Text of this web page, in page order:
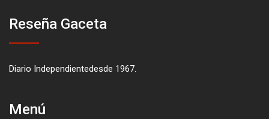
Reseña Gaceta
Diario Independientedesde 1967.
Menú